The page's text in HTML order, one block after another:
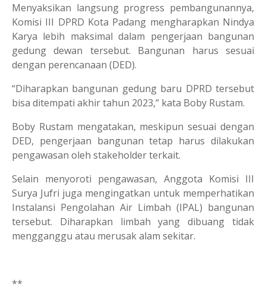
Menyaksikan langsung progress pembangunannya,
Komisi III DPRD Kota Padang mengharapkan Nindya
Karya lebih maksimal dalam pengerjaan bangunan
gedung dewan tersebut. Bangunan harus sesuai
dengan perencanaan (DED).
“Diharapkan bangunan gedung baru DPRD tersebut
bisa ditempati akhir tahun 2023,” kata Boby Rustam.
Boby Rustam mengatakan, meskipun sesuai dengan
DED, pengerjaan bangunan tetap harus dilakukan
pengawasan oleh stakeholder terkait.
Selain menyoroti pengawasan, Anggota Komisi III
Surya Jufri juga mengingatkan untuk memperhatikan
Instalansi Pengolahan Air Limbah (IPAL) bangunan
tersebut. Diharapkan limbah yang dibuang tidak
mengganggu atau merusak alam sekitar.
**